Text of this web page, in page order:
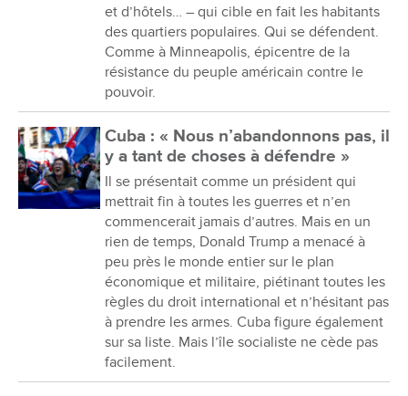
et d’hôtels… – qui cible en fait les habitants
des quartiers populaires. Qui se défendent.
Comme à Minneapolis, épicentre de la
résistance du peuple américain contre le
pouvoir.
Cuba : « Nous n’abandonnons pas, il
y a tant de choses à défendre »
Il se présentait comme un président qui
mettrait fin à toutes les guerres et n’en
commencerait jamais d’autres. Mais en un
rien de temps, Donald Trump a menacé à
peu près le monde entier sur le plan
économique et militaire, piétinant toutes les
règles du droit international et n’hésitant pas
à prendre les armes. Cuba figure également
sur sa liste. Mais l’île socialiste ne cède pas
facilement.